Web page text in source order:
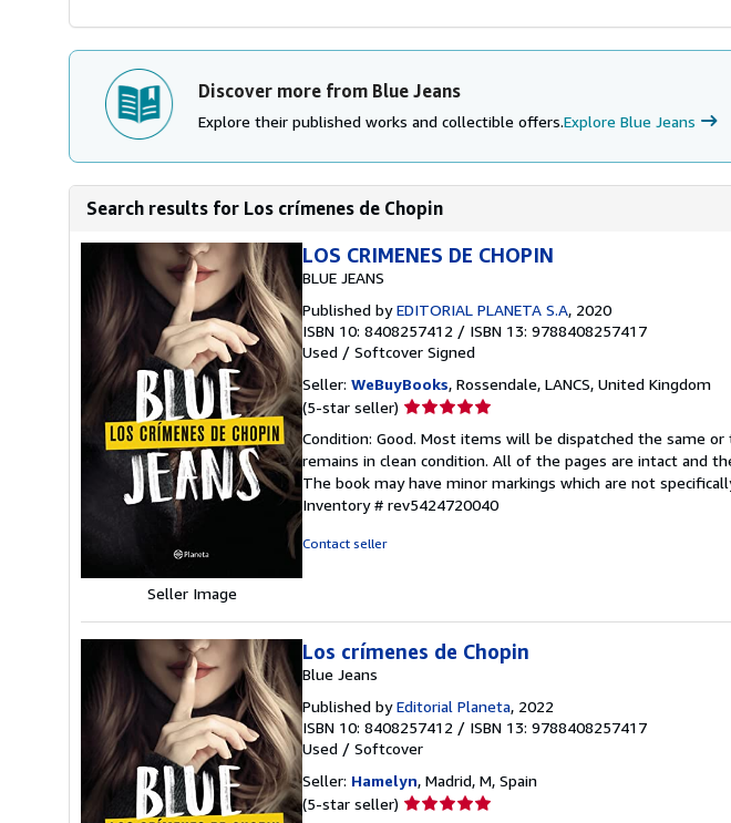
Discover more from Blue Jeans
Explore their published works and collectible offers.Explore Blue Jeans
Search results for Los crímenes de Chopin
Seller Image
LOS CRIMENES DE CHOPIN
BLUE JEANS
Published byEDITORIAL PLANETA S.A, 2020
ISBN 10: 8408257412 / ISBN 13: 9788408257417
Used / Softcover Signed
Seller: WeBuyBooks, Rossendale, LANCS, United Kingdom
(5-star seller) Seller
5
out
of
5
Condition: Good. Most items will be dispatched the same
remains in clean condition. All of the pages are intact and
The book may have minor markings which are not
Inventory # rev5424720040
Contact seller
Los crímenes de Chopin
Blue Jeans
Published byEditorial Planeta, 2022
ISBN 10: 8408257412 / ISBN 13: 9788408257417
Used / Softcover
Seller: Hamelyn, Madrid, M, Spain
(5-star seller) Seller